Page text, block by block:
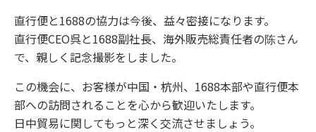
直行便と1688の協力は今後、益々密接になります。
直行便CEO呉と1688副社長、海外販売総責任者の陈さん
で、親しく記念撮影をしました。
この機会に、お客様が中国・杭州、1688本部や直行便本
部への訪問されることを心から歓迎いたします。
日中貿易に関してもっと深く交流させましょう。